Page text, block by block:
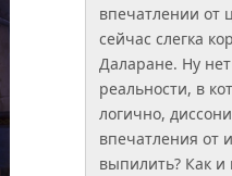
впечатлении от
сейчас слегка
Даларане. Ну
реальности, в
логично,
впечатления от
выпилить? Как и